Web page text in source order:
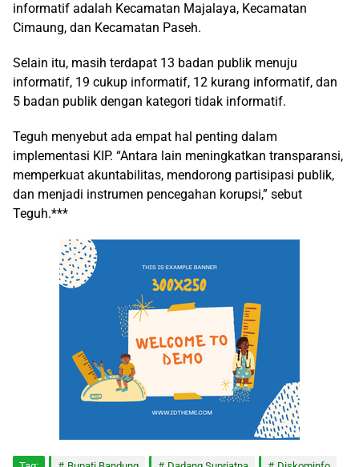
informatif adalah Kecamatan Majalaya, Kecamatan
Cimaung, dan Kecamatan Paseh.
Selain itu, masih terdapat 13 badan publik menuju
informatif, 19 cukup informatif, 12 kurang informatif, dan
5 badan publik dengan kategori tidak informatif.
Teguh menyebut ada empat hal penting dalam
implementasi KIP. “Antara lain meningkatkan transparansi,
memperkuat akuntabilitas, mendorong partisipasi publik,
dan menjadi instrumen pencegahan korupsi,” sebut
Teguh.***